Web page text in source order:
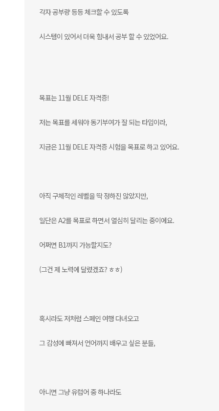
각자 공부량 등등 체크할 수 있도록
시스템이 있어서 더욱 힘내서 공부 할 수 있었어요.
목표는 11월 DELE 자격증!
저는 목표를 세워야 동기부여가 잘 되는 타입이라,
지금은 11월 DELE 자격증 시험을 목표로 하고 있어요.
아직 구체적인 레벨을 딱 정하진 않았지만,
일단은 A2를 목표로 하면서 열심히 달리는 중이에요.
어쩌면 B1까지 가능할지도?
(그건 제 노력에 달렸겠죠? ㅎㅎ)
혹시라도 저처럼 스페인 여행 다녀오고
그 감성에 빠져서 언어까지 배우고 싶은 분들,
아니면 그냥 유럽어 중 하나라도